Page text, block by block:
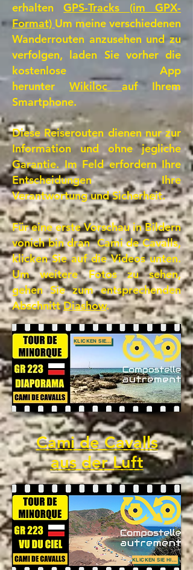
erhaltenGPS-Tracks (im GPX-
Format) Um meine verschiedenen
Wanderrouten anzusehen und zu
verfolgen, laden Sie vorher die
kostenlose App
herunter Wikiloc auf Ihrem
Smartphone.
Diese Reiserouten dienen nur zur
Information und ohne jegliche
Garantie. Im Feld erfordern Ihre
Entscheidungen Ihre
Verantwortung und Sicherheit.
Für eine erste Vorschau in Bildern
vonich bin dran Cami de Cavalls,
klicken Sie auf die Videos unten.
Um weitere Fotos zu sehen,
gehen Sie zum entsprechenden
AbschnittDiashow.
KLICKEN SIE HIER
Cami de Cavalls
aus der Luft
KLICKEN SIE HIER